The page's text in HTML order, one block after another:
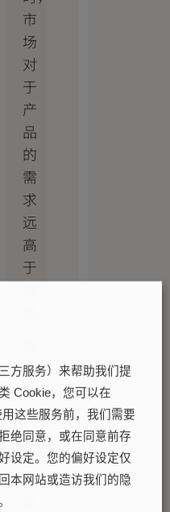
市
场
对
于
产
品
的
需
求
远
高
于
供
此，
部
分
型
号
的
方服务）来帮助我们提
Cookie，您可以在
这些服务前，我们需要
绝同意，或在同意前存
设定。您的偏好设定仅
本网站或造访我们的隐